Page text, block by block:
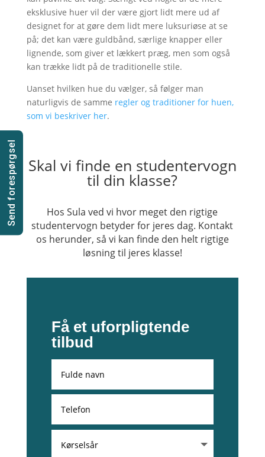
eksklusive huer vil der være gjort lidt mere ud af
designet for at gøre dem lidt mere luksuriøse at se
på; det kan være guldbånd, særlige knapper eller
lignende, som giver et lækkert præg, men som også
kan trække lidt på de traditionelle stile.
Uanset hvilken hue du vælger, så følger man
naturligvis de samme regler og traditioner for huen,
som vi beskriver her.
Skal vi finde en studentervogn
til din klasse?
Hos Sula ved vi hvor meget den rigtige
studentervogn betyder for jeres dag. Kontakt
os herunder, så vi kan finde den helt rigtige
løsning til jeres klasse!
Få et uforpligtende
tilbud
Send forespørgsel